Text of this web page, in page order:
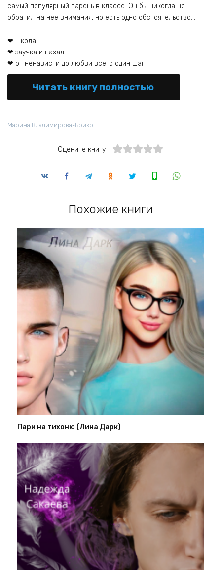
самый популярный парень в классе. Он бы никогда не
обратил на нее внимания, но есть одно обстоятельство…
❤ школа
❤ заучка и нахал
❤ от ненависти до любви всего один шаг
Читать книгу полностью
Марина Владимирова-Бойко
Оцените книгу
Похожие книги
Пари на тихоню (Лина Дарк)